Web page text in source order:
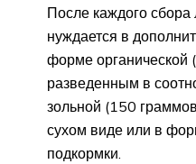
После каждого сбора
нуждается в
форме органической
разведенным в
зольной (150
сухом виде или в
подкормки.